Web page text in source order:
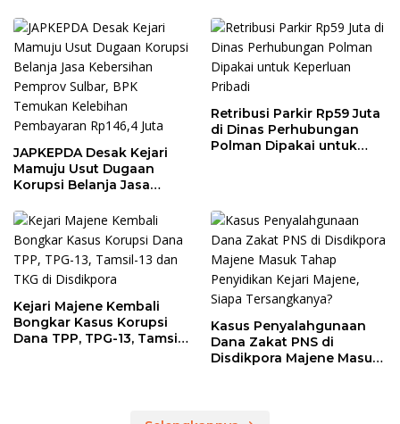
JAPKEPDA Desak Kejari
Mamuju Usut Dugaan
Korupsi Belanja Jasa
Sulbar, BPK Temukan
Kelebihan Pembayaran
Rp146,4 Juta
Retribusi Parkir Rp59 Juta
di Dinas Perhubungan
Polman Dipakai untuk
Kejari Majene Kembali
Bongkar Kasus Korupsi
Dana TPP, TPG-13, Tamsil-
Kasus Penyalahgunaan
Dana Zakat PNS di
Disdikpora Majene Masuk